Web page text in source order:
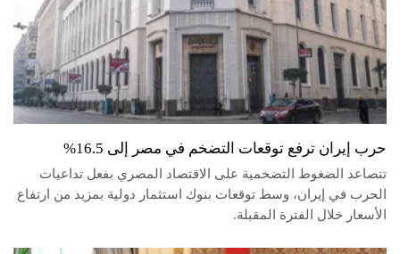
حرب إيران ترفع توقعات التضخم في مصر إلى 16.5%
تتصاعد الضغوط التضخمية على الاقتصاد المصري بفعل تداعيات
الحرب في إيران، وسط توقعات بنوك استثمار دولية بمزيد من ارتفاع
الأسعار خلال الفترة المقبلة.